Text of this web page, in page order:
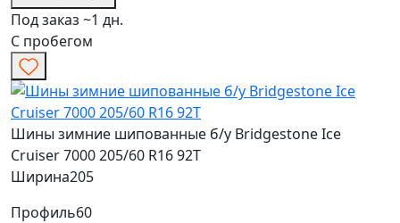
Под заказ ~1 дн.
С пробегом
Шины зимние шипованные б/у Bridgestone Ice
Cruiser 7000 205/60 R16 92T
Ширина205
Профиль60